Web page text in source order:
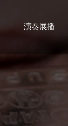
演奏展播